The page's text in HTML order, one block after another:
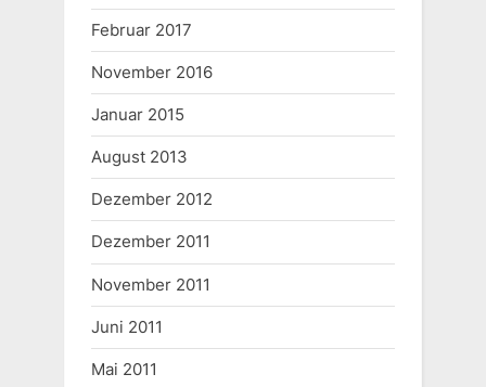
Februar 2017
November 2016
Januar 2015
August 2013
Dezember 2012
Dezember 2011
November 2011
Juni 2011
Mai 2011